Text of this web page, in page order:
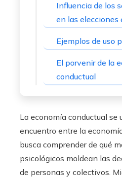
Influencia de los
en las elecciones
Ejemplos de uso
El porvenir de la
conductual
La economía conductual se
encuentro entre la
busca comprender de qué
psicológicos moldean las
de personas y colectivos.